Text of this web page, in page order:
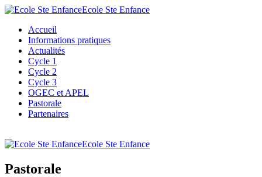
Ecole Ste Enfance
Accueil
Informations pratiques
Actualités
Cycle 1
Cycle 2
Cycle 3
OGEC et APEL
Pastorale
Partenaires
Ecole Ste Enfance
Pastorale